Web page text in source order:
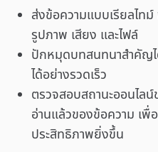
ส่งข้อความแบบเรียลไท
รูปภาพ เสียง และไฟล์
ปักหมุดบทสนทนาสำคัญ
ได้อย่างรวดเร็ว
ตรวจสอบสถานะออนไล
อ่านแล้วของข้อความ เพื่
ประสิทธิภาพยิ่งขึ้น